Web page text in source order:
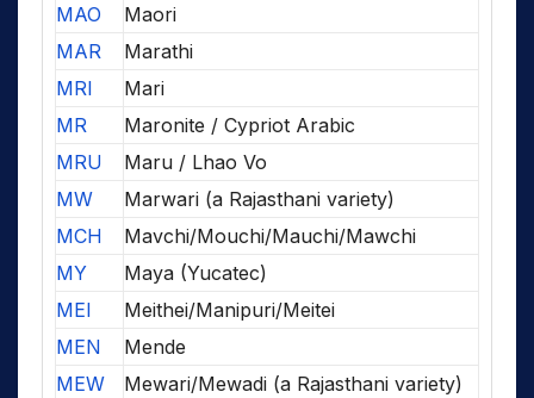
MAO
Maori
MAR
Marathi
MRI
Mari
MR
Maronite / Cypriot Arabic
MRU
Maru / Lhao Vo
MW
Marwari (a Rajasthani variety)
MCH
Mavchi/Mouchi/Mauchi/Mawchi
MY
Maya (Yucatec)
MEI
Meithei/Manipuri/Meitei
MEN
Mende
MEW
Mewari/Mewadi (a Rajasthani variety)